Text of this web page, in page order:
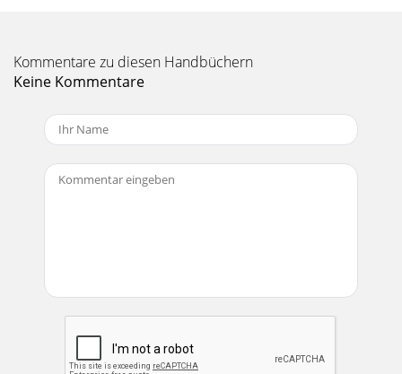
Seite 12
#63-1598Rev. 3/25/13 - QT/mcEdelbrock E-Force
Supercharger System for the 2010-2013 Camaro SSI
Seite 13
©2013 Edelbrock LLCPart #1596, 1597, 1598, 1599Brochure
#63-1598Rev. 3/25/13 - QT/mcEdelbrock E-Force
Supercharger System for the 2010-2013 Camaro SSI
Seite 15
Kommentare zu diesen Handbüchern
Keine Kommentare